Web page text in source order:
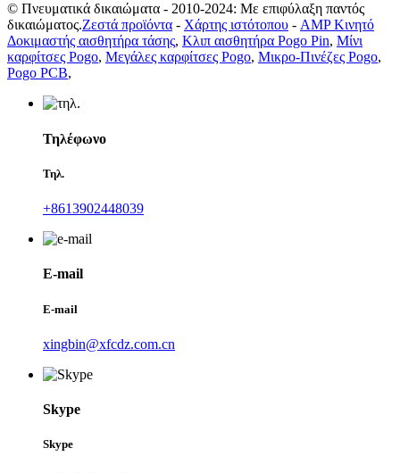
© Πνευματικά δικαιώματα - 2010-2024: Με επιφύλαξη παντός
δικαιώματος.Ζεστά προϊόντα - Χάρτης ιστότοπου - AMP Κινητό
Δοκιμαστής αισθητήρα τάσης, Κλιπ αισθητήρα Pogo Pin, Μίνι
καρφίτσες Pogo, Μεγάλες καρφίτσες Pogo, Μικρο-Πινέζες Pogo,
Pogo PCB,
Τηλέφωνο
Τηλ.
+8613902448039
E-mail
E-mail
xingbin@xfcdz.com.cn
Skype
Skype